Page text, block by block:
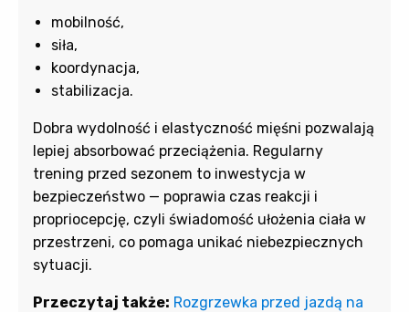
mobilność,
siła,
koordynacja,
stabilizacja.
Dobra wydolność i elastyczność mięśni pozwalają
lepiej absorbować przeciążenia. Regularny
trening przed sezonem to inwestycja w
bezpieczeństwo — poprawia czas reakcji i
propriocepcję, czyli świadomość ułożenia ciała w
przestrzeni, co pomaga unikać niebezpiecznych
sytuacji.
Przeczytaj także: Rozgrzewka przed jazdą na